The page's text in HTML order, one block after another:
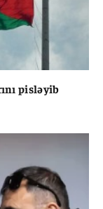
pisləyib